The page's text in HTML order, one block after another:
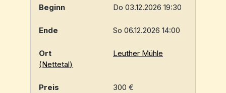
Do 03.12.2026 19:30
So 06.12.2026 14:00
Leuther Mühle
(Nettetal)
300 €